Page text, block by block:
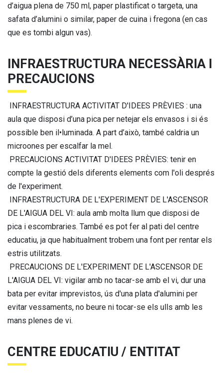
d’aigua plena de 750 ml, paper plastificat o targeta, una
safata d’alumini o similar, paper de cuina i fregona (en cas
que es tombi algun vas).
INFRAESTRUCTURA NECESSÀRIA I
PRECAUCIONS
INFRAESTRUCTURA ACTIVITAT D'IDEES PRÈVIES : una
aula que disposi d’una pica per netejar els envasos i si és
possible ben il•luminada. A part d’això, també caldria un
microones per escalfar la mel.
PRECAUCIONS ACTIVITAT D'IDEES PRÈVIES: tenir en
compte la gestió dels diferents elements com l'oli després
de l'experiment.
INFRAESTRUCTURA DE L'EXPERIMENT DE L'ASCENSOR
DE L'AIGUA DEL VI: aula amb molta llum que disposi de
pica i escombraries. També es pot fer al pati del centre
educatiu, ja que habitualment trobem una font per rentar els
estris utilitzats.
PRECAUCIONS DE L'EXPERIMENT DE L'ASCENSOR DE
L'AIGUA DEL VI: vigilar amb no tacar-se amb el vi, dur una
bata per evitar imprevistos, ús d'una plata d'alumini per
evitar vessaments, no beure ni tocar-se els ulls amb les
mans plenes de vi.
CENTRE EDUCATIU / ENTITAT